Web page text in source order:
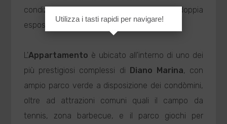
INVIA
condizioni al secondo e ultimo piano con doppia
esposizione.
L'Appartamento è ubicato all'interno di uno dei
più prestigiosi complessi di Diano Marina, con
ampio parco verde a disposizione dei condòmini,
oltre ad attrazioni comuni quali il campo da
tennis, zona barbecue, e il parco giochi per
Utilizza i tasti rapidi per navigare!